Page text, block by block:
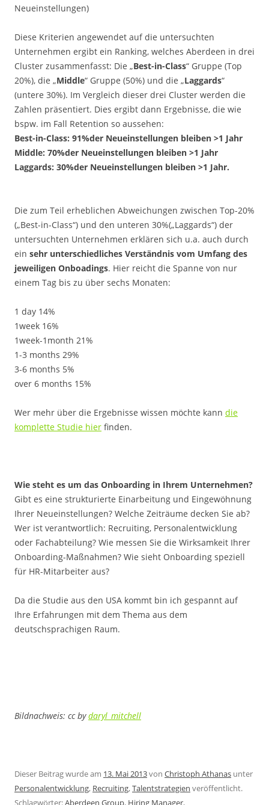
Neueinstellungen)
Diese Kriterien angewendet auf die untersuchten
Unternehmen ergibt ein Ranking, welches Aberdeen in drei
Cluster zusammenfasst: Die „Best-in-Class“ Gruppe (Top
20%), die „Middle“ Gruppe (50%) und die „Laggards“
(untere 30%). Im Vergleich dieser drei Cluster werden die
Zahlen präsentiert. Dies ergibt dann Ergebnisse, die wie
bspw. im Fall Retention so aussehen:
Best-in-Class: 91%der Neueinstellungen bleiben >1 Jahr
Middle: 70%der Neueinstellungen bleiben >1 Jahr
Laggards: 30%der Neueinstellungen bleiben >1 Jahr.
Die zum Teil erheblichen Abweichungen zwischen Top-20%
(„Best-in-Class“) und den unteren 30%(„Laggards“) der
untersuchten Unternehmen erklären sich u.a. auch durch
ein sehr unterschiedliches Verständnis vom Umfang des
jeweiligen Onboadings. Hier reicht die Spanne von nur
einem Tag bis zu über sechs Monaten:
1 day 14%
1week 16%
1week-1month 21%
1-3 months 29%
3-6 months 5%
over 6 months 15%
Wer mehr über die Ergebnisse wissen möchte kann die
komplette Studie hier finden.
Wie steht es um das Onboarding in Ihrem Unternehmen?
Gibt es eine strukturierte Einarbeitung und Eingewöhnung
Ihrer Neueinstellungen? Welche Zeiträume decken Sie ab?
Wer ist verantwortlich: Recruiting, Personalentwicklung
oder Fachabteilung? Wie messen Sie die Wirksamkeit Ihrer
Onboarding-Maßnahmen? Wie sieht Onboarding speziell
für HR-Mitarbeiter aus?
Da die Studie aus den USA kommt bin ich gespannt auf
Ihre Erfahrungen mit dem Thema aus dem
deutschsprachigen Raum.
Bildnachweis: cc bydaryl_mitchell
Dieser Beitrag wurde am 13. Mai 2013von Christoph Athanas unter
Personalentwicklung, Recruiting,Talentstrategien veröffentlicht.
Schlagwörter:Aberdeen Group, Hiring Manager,